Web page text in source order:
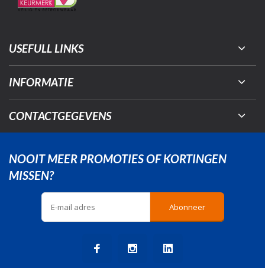
USEFULL LINKS
INFORMATIE
CONTACTGEGEVENS
NOOIT MEER PROMOTIES OF KORTINGEN
MISSEN?
Abonneer